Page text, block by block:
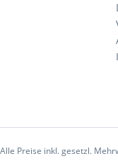
Preise inkl. gesetzl.